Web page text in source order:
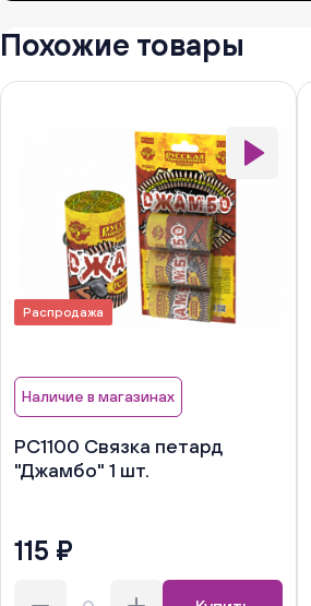
Похожие товары
Распродажа
Наличие в магазинах
РС1100 Связка петард
"Джамбо" 1 шт.
115 ₽